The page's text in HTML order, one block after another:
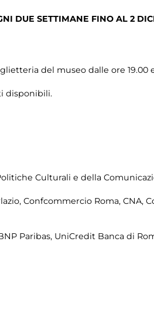
DUE SETTIMANE FINO AL 2
del museo dalle ore 19.00
disponibili.
Culturali e della
Confcommercio Roma, CNA,
Paribas, UniCredit Banca di